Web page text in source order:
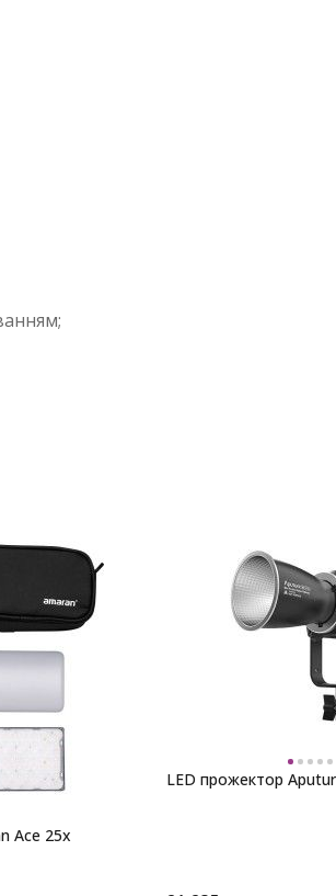
Ace 25x
LED прожектор